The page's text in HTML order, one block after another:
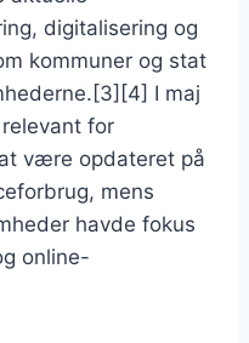
digitalisering og
kommuner og stat
I maj
for
være opdateret på
mens
havde fokus
online-